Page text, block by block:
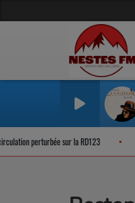
sur la RD123 Un